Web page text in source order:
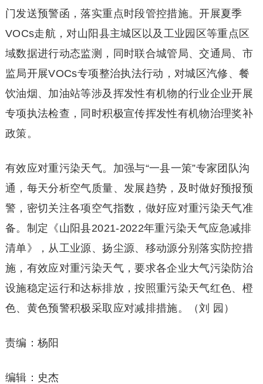
门发送预警函，落实重点时段管控措施。开展夏季
VOCs走航，对山阳县主城区以及工业园区等重点区
域数据进行动态监测，同时联合城管局、交通局、市
监局开展VOCs专项整治执法行动，对城区汽修、餐
饮油烟、加油站等涉及挥发性有机物的行业企业开展
专项执法检查，同时积极宣传挥发性有机物治理奖补
政策。
有效应对重污染天气。加强与“一县一策”专家团队沟
通，每天分析空气质量、发展趋势，及时做好预报预
警，密切关注各项空气指数，做好应对重污染天气准
备。制定《山阳县2021-2022年重污染天气应急减排
清单》，从工业源、扬尘源、移动源分别落实防控措
施，有效应对重污染天气，要求各企业大气污染防治
设施稳定运行和达标排放，按照重污染天气红色、橙
色、黄色预警积极采取应对减排措施。（刘 园）
责编：杨阳
编辑：史杰